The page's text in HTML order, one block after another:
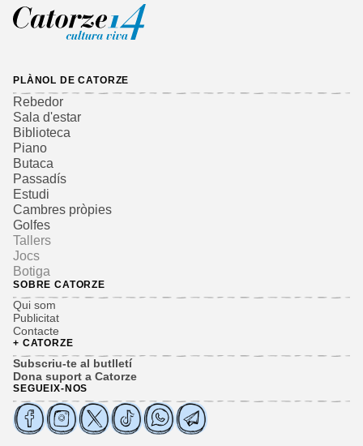
PLÀNOL DE CATORZE
Rebedor
Sala d'estar
Biblioteca
Piano
Butaca
Passadís
Estudi
Cambres pròpies
Golfes
Tallers
Jocs
Botiga
SOBRE CATORZE
Qui som
Publicitat
Contacte
+ CATORZE
Subscriu-te al butlletí
Dona suport a Catorze
SEGUEIX-NOS